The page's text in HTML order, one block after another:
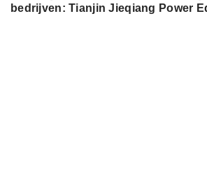
bedrijven: Tianjin Jieqiang Power